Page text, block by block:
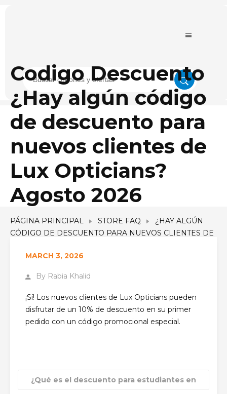
Codigo Descuento
¿Hay algún código
de descuento para
nuevos clientes de
Lux Opticians?
Agosto 2026
PÁGINA PRINCIPAL STORE FAQ
¿HAY ALGÚN
CÓDIGO DE DESCUENTO PARA NUEVOS CLIENTES DE
MARCH 3, 2026
By Rabia Khalid
¡Sí! Los nuevos clientes de Lux Opticians pueden
disfrutar de un 10% de descuento en su primer
pedido con un código promocional especial.
¿Qué es el descuento para estudiantes en